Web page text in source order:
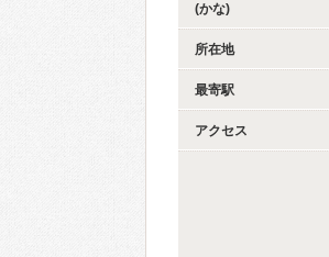
(かな)
所在地
最寄駅
アクセス